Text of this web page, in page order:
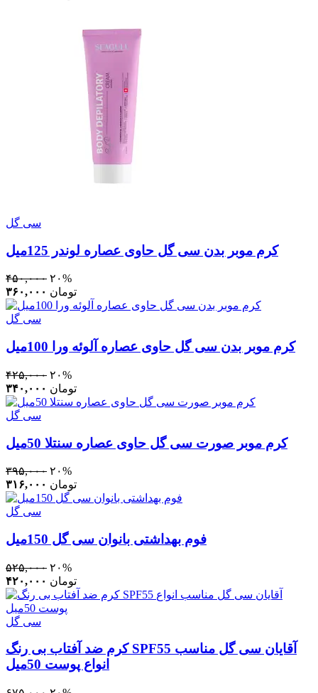
سی گل
کرم موبر بدن سی گل حاوی عصاره لوندر 125میل
۴۵۰,۰۰۰ ۲۰%
۳۶۰,۰۰۰ تومان
سی گل
کرم موبر بدن سی‌ گل حاوی عصاره آلوئه ورا 100میل
۴۲۵,۰۰۰ ۲۰%
۳۴۰,۰۰۰ تومان
سی گل
کرم موبر صورت سی‌ گل حاوی عصاره سنتلا 50میل
۳۹۵,۰۰۰ ۲۰%
۳۱۶,۰۰۰ تومان
سی گل
فوم بهداشتی بانوان سی گل 150میل
۵۲۵,۰۰۰ ۲۰%
۴۲۰,۰۰۰ تومان
سی گل
کرم ضد آفتاب بی رنگ SPF55 آقایان سی‌ گل مناسب
انواع پوست 50میل